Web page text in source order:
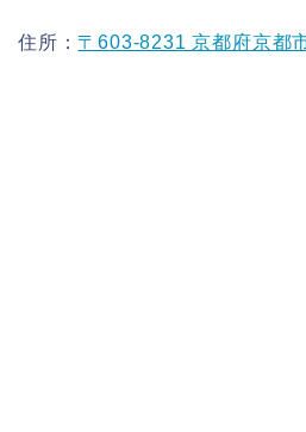
住所： 〒603-8231 京都府京都